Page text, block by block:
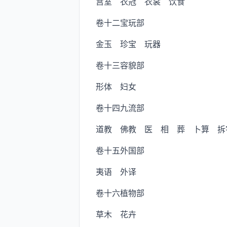
卷十二宝玩部
金玉 珍宝 玩器
卷十三容貌部
形体 妇女
卷十四九流部
道教 佛教 医 相 葬 卜算 拆
卷十五外国部
夷语 外译
卷十六植物部
草木 花卉